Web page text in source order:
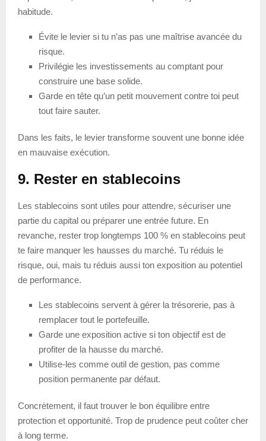
habitude.
Évite le levier si tu n’as pas une maîtrise avancée du
risque.
Privilégie les investissements au comptant pour
construire une base solide.
Garde en tête qu’un petit mouvement contre toi peut
tout faire sauter.
Dans les faits, le levier transforme souvent une bonne idée
en mauvaise exécution.
9. Rester en stablecoins
Les stablecoins sont utiles pour attendre, sécuriser une
partie du capital ou préparer une entrée future. En
revanche, rester trop longtemps 100 % en stablecoins peut
te faire manquer les hausses du marché. Tu réduis le
risque, oui, mais tu réduis aussi ton exposition au potentiel
de performance.
Les stablecoins servent à gérer la trésorerie, pas à
remplacer tout le portefeuille.
Garde une exposition active si ton objectif est de
profiter de la hausse du marché.
Utilise-les comme outil de gestion, pas comme
position permanente par défaut.
Concrètement, il faut trouver le bon équilibre entre
protection et opportunité. Trop de prudence peut coûter cher
à long terme.